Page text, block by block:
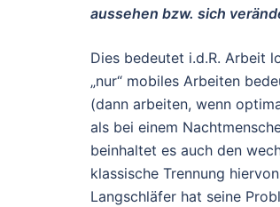
aussehen bzw. sich
Dies bedeutet i.d.R. Arbeit
„nur“ mobiles Arbeiten
(dann arbeiten, wenn
als bei einem
beinhaltet es auch den
klassische Trennung
Langschläfer hat seine